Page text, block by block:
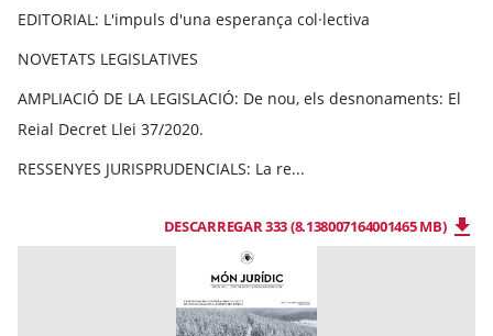
EDITORIAL: L'impuls d'una esperança col·lectiva
NOVETATS LEGISLATIVES
AMPLIACIÓ DE LA LEGISLACIÓ: De nou, els desnonaments: El
Reial Decret Llei 37/2020.
RESSENYES JURISPRUDENCIALS: La re...
DESCARREGAR 333 (8.138007164001465 MB)